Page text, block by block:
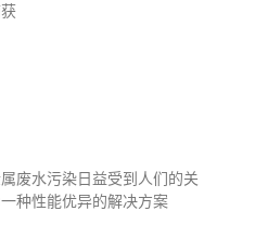
废水污染日益受到人们的关
种性能优异的解决方案